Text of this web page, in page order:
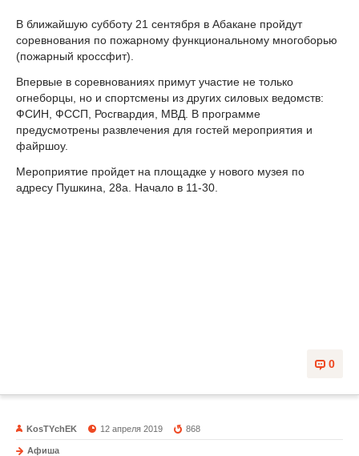
В ближайшую субботу 21 сентября в Абакане пройдут
соревнования по пожарному функциональному многоборью
(пожарный кроссфит).
Впервые в соревнованиях примут участие не только
огнеборцы, но и спортсмены из других силовых ведомств:
ФСИН, ФССП, Росгвардия, МВД. В программе
предусмотрены развлечения для гостей мероприятия и
файршоу.
Мероприятие пройдет на площадке у нового музея по
адресу Пушкина, 28а. Начало в 11-30.
0
KosTYchEK 12 апреля 2019 868
Афиша